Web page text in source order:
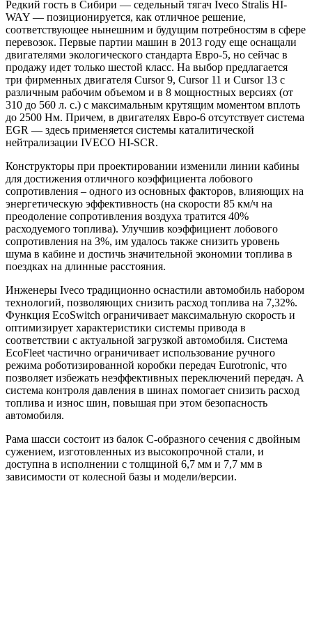
Редкий гость в Сибири — седельный тягач Iveco Stralis HI-
WAY — позиционируется, как отличное решение,
соответствующее нынешним и будущим потребностям в сфере
перевозок. Первые партии машин в 2013 году еще оснащали
двигателями экологического стандарта Евро-5, но сейчас в
продажу идет только шестой класс. На выбор предлагается
три фирменных двигателя Cursor 9, Cursor 11 и Cursor 13 с
различным рабочим объемом и в 8 мощностных версиях (от
310 до 560 л. с.) с максимальным крутящим моментом вплоть
до 2500 Нм. Причем, в двигателях Евро-6 отсутствует система
EGR — здесь применяется системы каталитической
нейтрализации IVECO HI-SCR.
Конструкторы при проектировании изменили линии кабины
для достижения отличного коэффициента лобового
сопротивления – одного из основных факторов, влияющих на
энергетическую эффективность (на скорости 85 км/ч на
преодоление сопротивления воздуха тратится 40%
расходуемого топлива). Улучшив коэффициент лобового
сопротивления на 3%, им удалось также снизить уровень
шума в кабине и достичь значительной экономии топлива в
поездках на длинные расстояния.
Инженеры Iveco традиционно оснастили автомобиль набором
технологий, позволяющих снизить расход топлива на 7,32%.
Функция EcoSwitch ограничивает максимальную скорость и
оптимизирует характеристики системы привода в
соответствии с актуальной загрузкой автомобиля. Система
EcoFleet частично ограничивает использование ручного
режима роботизированной коробки передач Eurotronic, что
позволяет избежать неэффективных переключений передач. А
система контроля давления в шинах помогает снизить расход
топлива и износ шин, повышая при этом безопасность
автомобиля.
Рама шасси состоит из балок C-образного сечения с двойным
сужением, изготовленных из высокопрочной стали, и
доступна в исполнении с толщиной 6,7 мм и 7,7 мм в
зависимости от колесной базы и модели/версии.